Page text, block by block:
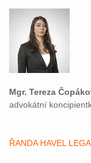
Mgr. Tereza
advokátní
ŘANDA HAVEL